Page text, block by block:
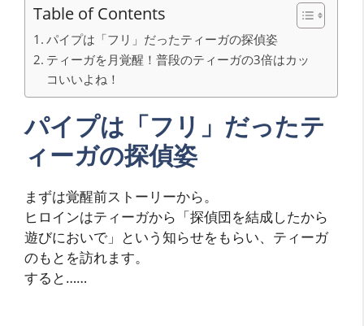
Table of Contents
パイプは「フリ」だったティーガの探偵姿
ティーガを月覚醒！普段のティーガの3倍はカッ
コいいよね！
パイプは「フリ」だったテ
ィーガの探偵姿
まずは覚醒前ストーリーから。
ヒロインはティーガから「探偵団を結成したから
遊びにおいで」という知らせをもらい、ティーガ
のもとを訪れます。
すると……